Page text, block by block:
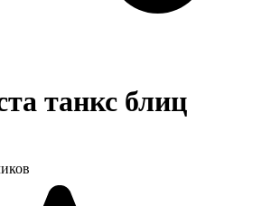
танкс блиц